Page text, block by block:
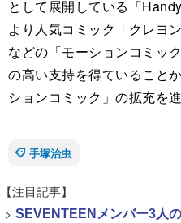
として展開している「
より人気コミック「クレヨ
などの「モーションコミッ
の高い支持を得ていること
ションコミック」の拡充を
手塚治虫
【注目記事】
> SEVENTEENメンバー3人